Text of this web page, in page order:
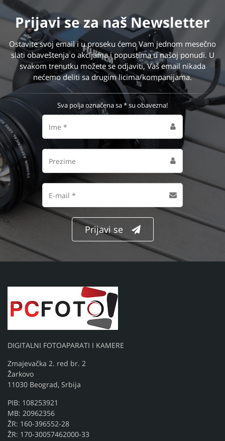
Prijavi seza naš Newsletter
Ostavite svoj email i u proseku ćemo Vam jednom mesečno
slati obaveštenja o akcijama i popustima u našoj ponudi. U
svakom trenutku možete se odjaviti, Vaš email nikada
nećemo deliti sa drugim licima/kompanijama.
Sva polja označena sa * su obavezna!
Prijavi se
DIGITALNI FOTOAPARATI I KAMERE
Zmajevačka 2. red br. 2
Žarkovo
11030 Beograd, Srbija
PIB: 108253921
MB: 20962356
ŽR: 160-396552-28
ŽR: 170-30057462000-33